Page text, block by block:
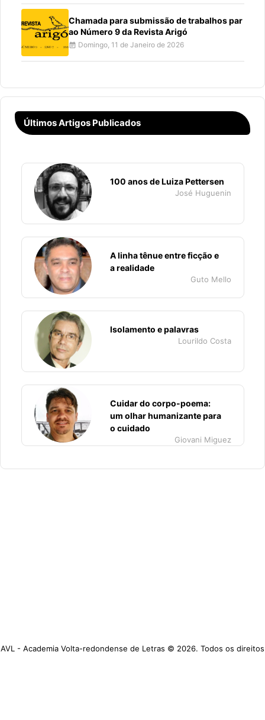
Chamada para submissão de trabalhos par
ao Número 9 da Revista Arigó
event_note Domingo, 11 de Janeiro de 2026
Últimos Artigos Publicados
100 anos de Luiza Pettersen
José Huguenin
A linha tênue entre ficção e
a realidade
Guto Mello
Isolamento e palavras
Lourildo Costa
Cuidar do corpo-poema:
um olhar humanizante para
o cuidado
Giovani Miguez
AVL - Academia Volta-redondense de Letras © 2026. Todos os direitos